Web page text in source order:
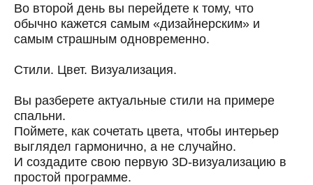
Во второй день вы перейдете к тому, что
обычно кажется самым «дизайнерским» и
самым страшным одновременно.
Стили. Цвет. Визуализация.
Вы разберете актуальные стили на примере
спальни.
Поймете, как сочетать цвета, чтобы интерьер
выглядел гармонично, а не случайно.
И создадите свою первую 3D-визуализацию в
простой программе.